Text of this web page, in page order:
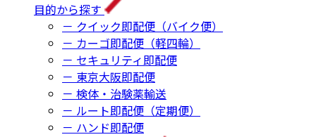
目的から探す
－ クイック即配便（バイク便）
－ カーゴ即配便（軽四輪）
－ セキュリティ即配便
－ 東京大阪即配便
－ 検体・治験薬輸送
－ ルート即配便（定期便）
－ ハンド即配便